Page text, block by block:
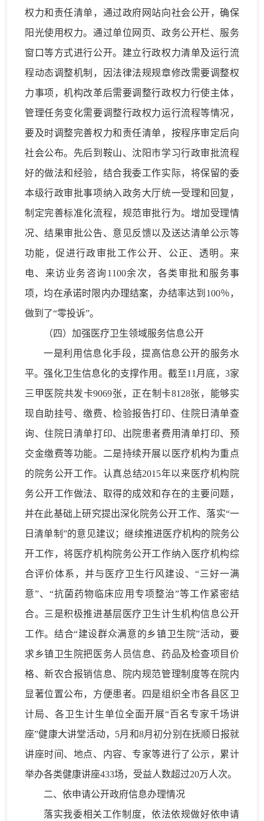
权力和责任清单，通过政府网站向社会公开，确保
阳光使用权力。通过单位网页、政务公开栏、服务
窗口等方式进行公开。建立行政权力清单及运行流
程动态调整机制，因法律法规规章修改需要调整权
力事项，机构改革后需要调整行政权力行使主体，
管理任务变化需要调整行政权力运行流程等情况，
要及时调整完善权力和责任清单，按程序审定后向
社会公布。先后到鞍山、沈阳市学习行政审批流程
好的做法和经验，结合我委工作实际，将保留的委
本级行政审批事项纳入政务大厅统一受理和回复，
制定完善标准化流程，规范审批行为。增加受理情
况、结果审批公告、意见反馈以及送达清单公示等
功能，促进行政审批工作公开、公正、透明。来
电、来访业务咨询1100余次，各类审批和服务事
项，均在承诺时限内办理结案，办结率达到100％，
做到了“零投诉”。
（四）加强医疗卫生领域服务信息公开
一是利用信息化手段，提高信息公开的服务水
平。强化卫生信息化的支撑作用。截至11月底，3家
三甲医院共发卡9069张，正在制卡8128张，能够实
现自助挂号、缴费、检验报告打印、住院日清单查
询、住院日清单打印、出院患者费用清单打印、预
交金缴费等功能。二是持续开展以医疗机构为重点
的院务公开工作。认真总结2015年以来医疗机构院
务公开工作做法、取得的成效和存在的主要问题，
并在此基础上研究提出深化院务公开工作、落实“一
日清单制”的意见建议；继续推进医疗机构的院务公
开工作，将医疗机构院务公开工作纳入医疗机构综
合评价体系，并与医疗卫生行风建设、“三好一满
意”、“抗菌药物临床应用专项整治”等工作紧密结
合。三是积极推进基层医疗卫生计生机构信息公开
工作。结合“建设群众满意的乡镇卫生院”活动，要
求乡镇卫生院把医务人员信息、药品及检查项目价
格、新农合报销信息、院内规范管理制度等在院内
显著位置公布，方便患者。四是组织全市各县区卫
计局、各卫生计生单位全面开展“百名专家千场讲
座”健康大讲堂活动，5月和8月初分别在抚顺日报就
讲座时间、地点、内容、专家等进行了公示，累计
举办各类健康讲座433场，受益人数超过20万人次。
二、依申请公开政府信息办理情况
落实我委相关工作制度，依法依规做好依申请